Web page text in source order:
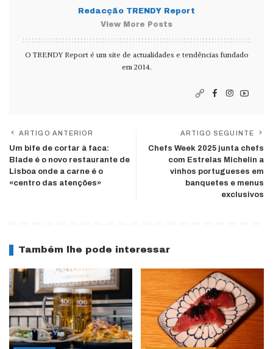
Redacção TRENDY Report
View More Posts
O TRENDY Report é um site de actualidades e tendências fundado
em 2014.
ARTIGO ANTERIOR
Um bife de cortar à faca:
Blade é o novo restaurante de
Lisboa onde a carne é o
«centro das atenções»
ARTIGO SEGUINTE
Chefs Week 2025 junta chefs
com Estrelas Michelin a
vinhos portugueses em
banquetes e menus
exclusivos
Também lhe pode interessar